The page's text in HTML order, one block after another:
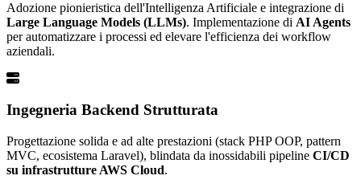
Adozione pionieristica dell'Intelligenza Artificiale e integrazione di
Large Language Models (LLMs). Implementazione di AI Agents
per automatizzare i processi ed elevare l'efficienza dei workflow
aziendali.
Ingegneria Backend Strutturata
Progettazione solida e ad alte prestazioni (stack PHP OOP, pattern
MVC, ecosistema Laravel), blindata da inossidabili pipeline CI/CD
su infrastrutture AWS Cloud.